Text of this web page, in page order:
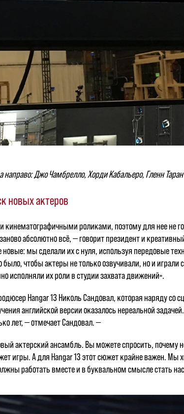
Джо Чамбрелло, Хорди Кабальеро, Гленн
новых актеров
роликами, поэтому для нее не
абсолютно всё, — говорит президент и
мы сделали их с нуля, используя передовые
чтобы актеры не только озвучивали, но и
исполняли их роли в студии захвата движений».
Hangar 13 Николь Сандовал, которая наряду со
английской версии оказалось нереальной
лет, — отмечает Сандовал. —
актерский ансамбль. Вы можете спросить, почему
игры. А для Hangar 13 этот сюжет крайне важен. Мы
работать вместе и в буквальном смысле стать